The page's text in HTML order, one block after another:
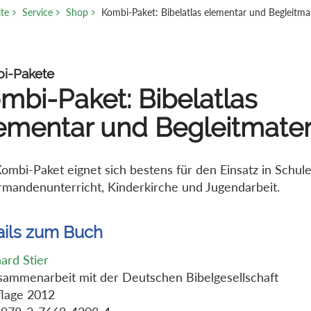
Service Shop Kombi-Paket: Bibelatlas elementar und
Pakete
Paket: Bibelatlas
und
Paket eignet sich bestens für den Einsatz in
Kinderkirche und Jugendarbeit.
zum Buch
Stier
mit der Deutschen Bibelgesellschaft
2012